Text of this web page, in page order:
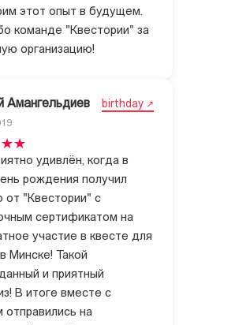
этот опыт в будущем.
команде "Квестории" за
организацию!
Амангельдиев birthday
удивлён, когда в
рождения получил
от "Квестории" с
сертификатом на
участие в квесте для
Минске! Такой
и приятный
В итоге вместе с
отправились на